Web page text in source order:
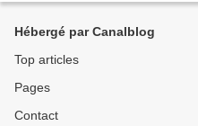
Hébergé par Canalblog
Top articles
Pages
Contact